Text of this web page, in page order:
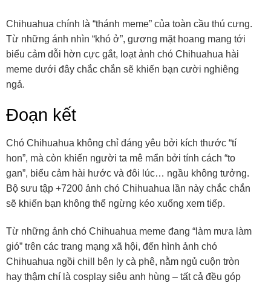
Chihuahua chính là “thánh meme” của toàn cầu thú cưng.
Từ những ánh nhìn “khó ở”, gương mặt hoang mang tới
biểu cảm dỗi hờn cực gắt, loạt ảnh chó Chihuahua hài
meme dưới đây chắc chắn sẽ khiến bạn cười nghiêng
ngả.
Đoạn kết
Chó Chihuahua không chỉ đáng yêu bởi kích thước “tí
hon”, mà còn khiến người ta mê mẩn bởi tính cách “to
gan”, biểu cảm hài hước và đôi lúc… ngầu không tưởng.
Bộ sưu tập +7200 ảnh chó Chihuahua lần này chắc chắn
sẽ khiến bạn không thể ngừng kéo xuống xem tiếp.
Từ những ảnh chó Chihuahua meme đang “làm mưa làm
gió” trên các trang mạng xã hội, đến hình ảnh chó
Chihuahua ngồi chill bên ly cà phê, nằm ngủ cuộn tròn
hay thậm chí là cosplay siêu anh hùng – tất cả đều góp